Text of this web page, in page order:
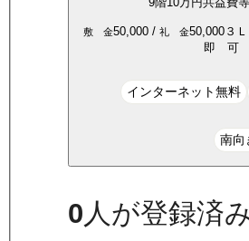
敷 金50,000 / 礼 金50,000 ３
即 可
インターネット無料
南向
0人が登録済